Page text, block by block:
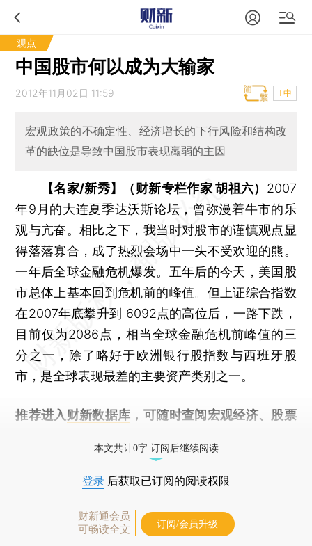
观点
中国股市何以成为大输家
2012年11月02日 11:59 T中
宏观政策的不确定性、经济增长的下行风险和结构改
革的缺位是导致中国股市表现羸弱的主因
【名家/新秀】（财新专栏作家 胡祖六） 2007
年9月的大连夏季达沃斯论坛，曾弥漫着牛市的乐
观与亢奋。相比之下，我当时对股市的谨慎观点显
得落落寡合，成了热烈会场中一头不受欢迎的熊。
一年后全球金融危机爆发。五年后的今天，美国股
市总体上基本回到危机前的峰值。但上证综合指数
在2007年底攀升到 6092点的高位后，一路下跌，
目前仅为2086点，相当全球金融危机前峰值的三
分之一，除了略好于欧洲银行股指数与西班牙股
市，是全球表现最差的主要资产类别之一。
推荐进入 财新数据库 ，可随时查阅宏观经济、股票
本文共计0字 订阅后继续阅读
登录 后获取已订阅的阅读权限
财新通会员
可畅读全文
订阅/会员升级